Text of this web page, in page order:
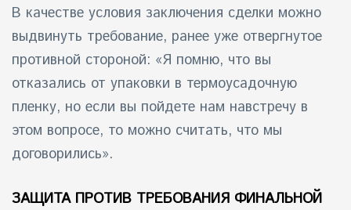
В качестве условия заключения сделки можно
выдвинуть требование, ранее уже отвергнутое
противной стороной: «Я помню, что вы
отказались от упаковки в термоусадочную
пленку, но если вы пойдете нам навстречу в
этом вопросе, то можно считать, что мы
договорились».
ЗАЩИТА ПРОТИВ ТРЕБОВАНИЯ ФИНАЛЬНОЙ